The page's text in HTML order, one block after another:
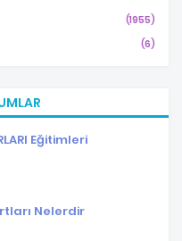
(1955)
(6)
Eğitimleri
Nelerdir